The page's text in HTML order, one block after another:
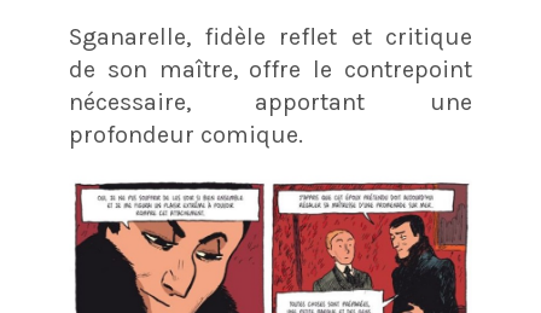
Sganarelle, fidèle reflet et critique
de son maître, offre le contrepoint
nécessaire, apportant une
profondeur comique.